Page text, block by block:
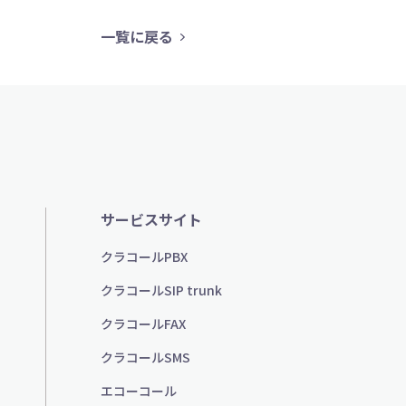
一覧に戻る
サービスサイト
クラコールPBX
クラコールSIP trunk
クラコールFAX
クラコールSMS
エコーコール